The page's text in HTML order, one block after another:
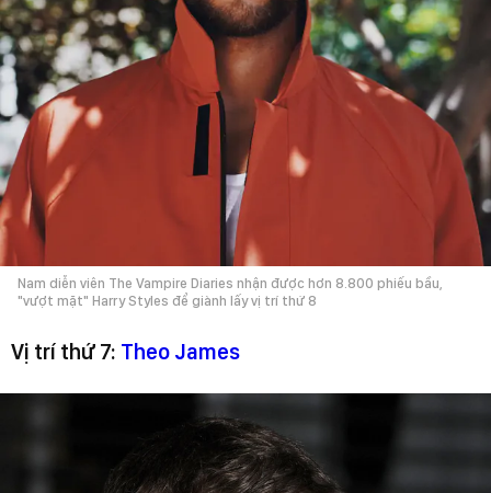
Nam diễn viên The Vampire Diaries nhận được hơn 8.800 phiếu bầu,
"vượt mặt" Harry Styles để giành lấy vị trí thứ 8
Vị trí thứ 7: Theo James